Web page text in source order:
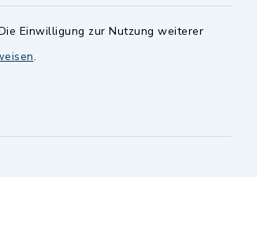
Einwilligung zur Nutzung weiterer
.